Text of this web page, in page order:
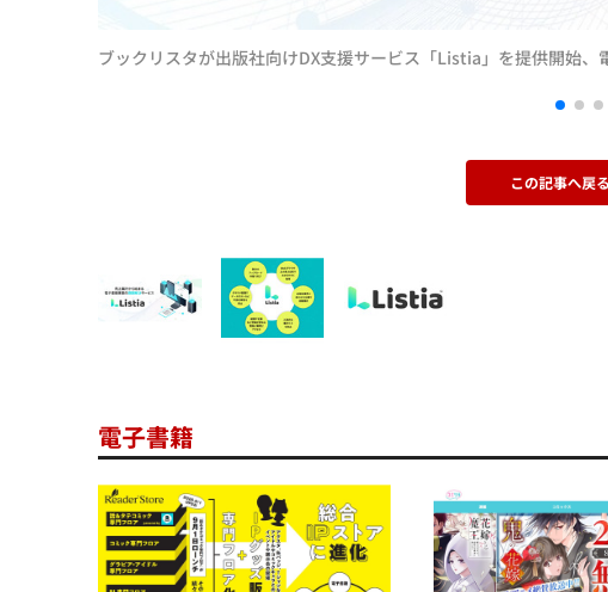
ブックリスタが出版社向けDX支援サービス「Listia」を提供開始
この記事へ戻る
電子書籍